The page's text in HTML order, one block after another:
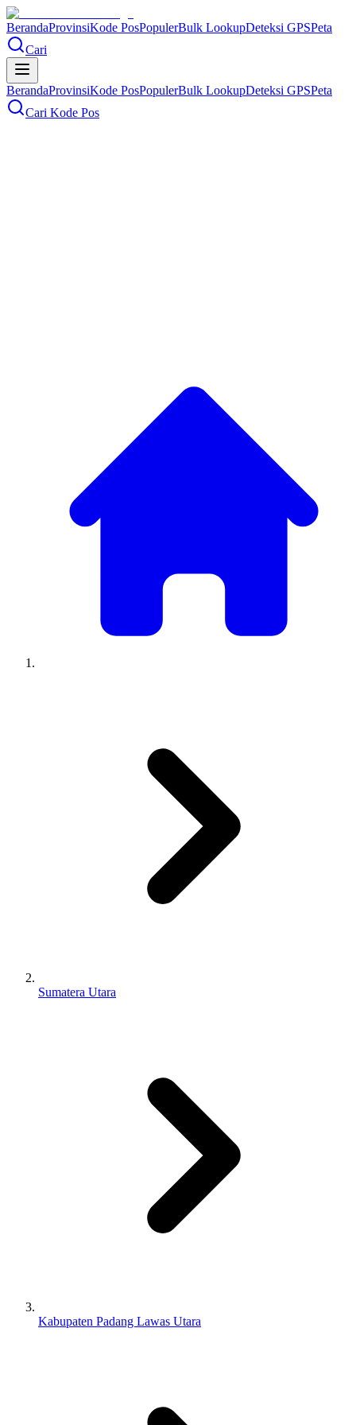
BerandaProvinsiKode PosPopulerBulk LookupDeteksi GPSPeta
Cari
BerandaProvinsiKode PosPopulerBulk LookupDeteksi GPSPeta
Cari Kode Pos
Sumatera Utara
Kabupaten Padang Lawas Utara